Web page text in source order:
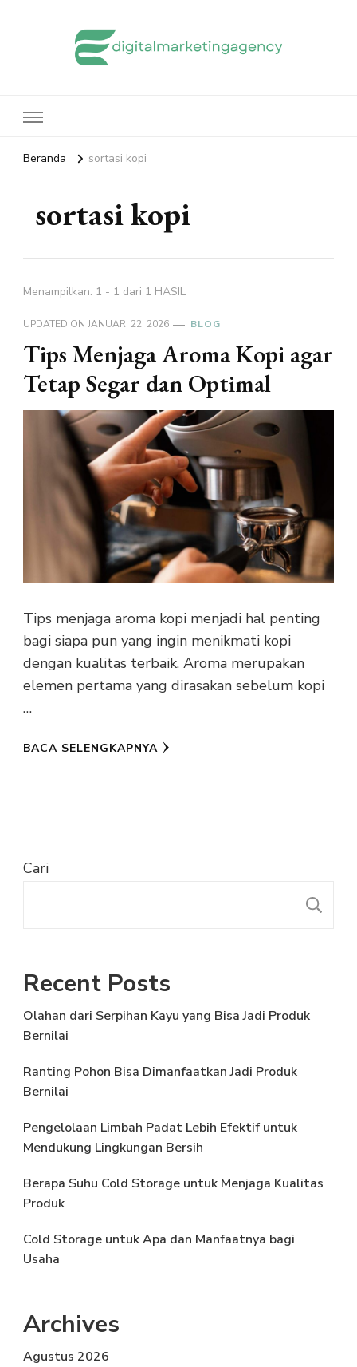
Beranda sortasi kopi
sortasi kopi
Menampilkan: 1 - 1 dari 1 HASIL
UPDATED ON JANUARI 22, 2026 BLOG
Tips Menjaga Aroma Kopi agar
Tetap Segar dan Optimal
Tips menjaga aroma kopi menjadi hal penting
bagi siapa pun yang ingin menikmati kopi
dengan kualitas terbaik. Aroma merupakan
elemen pertama yang dirasakan sebelum kopi
…
BACA SELENGKAPNYA
Cari
Recent Posts
Olahan dari Serpihan Kayu yang Bisa Jadi Produk
Bernilai
Ranting Pohon Bisa Dimanfaatkan Jadi Produk
Bernilai
Pengelolaan Limbah Padat Lebih Efektif untuk
Mendukung Lingkungan Bersih
Berapa Suhu Cold Storage untuk Menjaga Kualitas
Produk
Cold Storage untuk Apa dan Manfaatnya bagi
Usaha
Archives
Agustus 2026